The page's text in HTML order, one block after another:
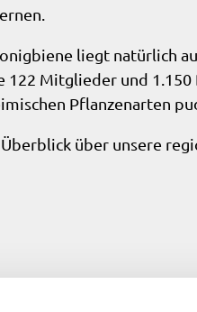
liegt natürlich
122 Mitglieder und
Pflanzenarten
über unsere